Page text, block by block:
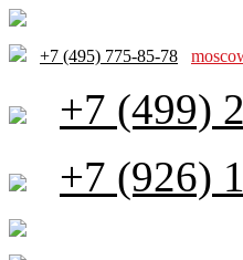
+7 (495) 775-85-78
+7 (499)
+7 (926)